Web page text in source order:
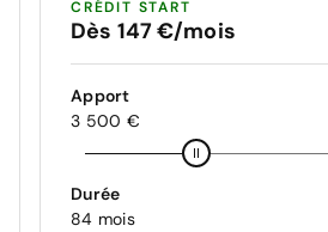
CRÉDIT START
Dès 147 €/mois
Apport
3 500 €
Durée
84 mois